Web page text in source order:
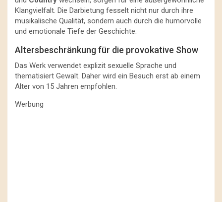
Klangvielfalt. Die Darbietung fesselt nicht nur durch ihre
musikalische Qualität, sondern auch durch die humorvolle
und emotionale Tiefe der Geschichte.
Altersbeschränkung für die provokative Show
Das Werk verwendet explizit sexuelle Sprache und
thematisiert Gewalt. Daher wird ein Besuch erst ab einem
Alter von 15 Jahren empfohlen.
Werbung